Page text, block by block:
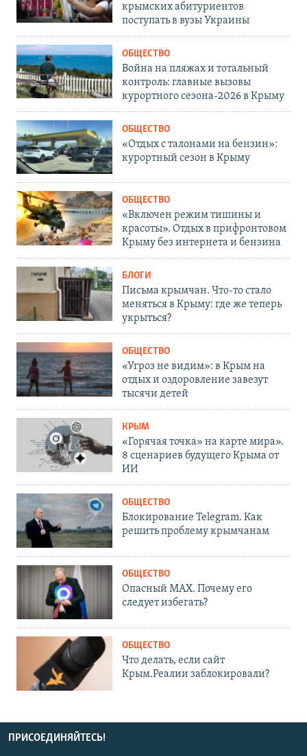
крымских абитуриентов
поступать в вузы Украины
ОБЩЕСТВО
Война на пляжах и тотальный
контроль: главные вызовы
курортного сезона-2026 в Крыму
ОБЩЕСТВО
«Отдых с талонами на бензин»:
курортный сезон в Крыму
ОБЩЕСТВО
«Включен режим тишины и
красоты». Отдых в прифронтовом
Крыму без интернета и бензина
БЛОГИ
Письма крымчан. Что-то стало
меняться в Крыму: где же теперь
укрыться?
ОБЩЕСТВО
«Угроз не видим»: в Крым на
отдых и оздоровление завезут
тысячи детей
КРЫМ
«Горячая точка» на карте мира».
8 сценариев будущего Крыма от
ИИ
ОБЩЕСТВО
Блокирование Telegram. Как
решить проблему крымчанам
ОБЩЕСТВО
Опасный MAX. Почему его
следует избегать?
ОБЩЕСТВО
Что делать, если сайт
Крым.Реалии заблокировали?
ПРИСОЕДИНЯЙТЕСЬ!